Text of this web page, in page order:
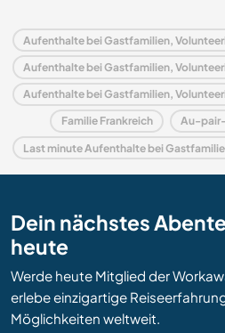
Familie Frankreich Au-
Dein nächstes
heute
Werde heute Mitglied der
erlebe einzigartige
Möglichkeiten weltweit.